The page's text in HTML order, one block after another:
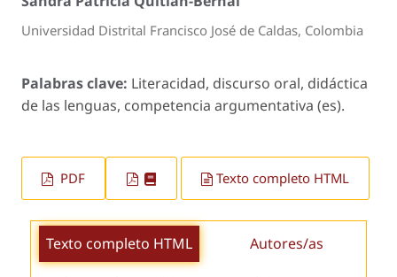
Universidad Distrital Francisco José de Caldas, Colombia
Palabras clave: Literacidad, discurso oral, didáctica
de las lenguas, competencia argumentativa (es).
PDF Texto completo HTML
Texto completo HTML Autores/as